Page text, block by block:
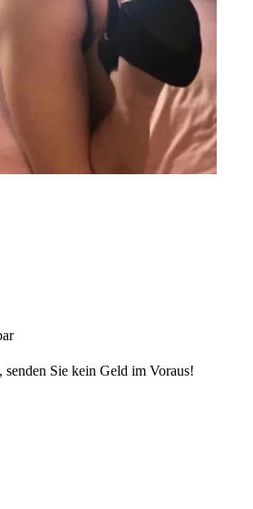
Sie kein Geld im Voraus!